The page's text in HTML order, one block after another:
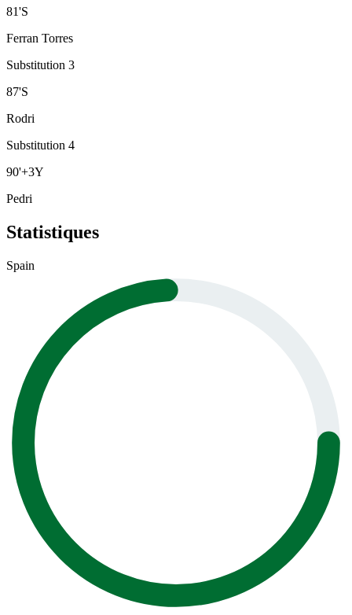
81'S
Ferran Torres
Substitution 3
87'S
Rodri
Substitution 4
90'+3Y
Pedri
Statistiques
Spain